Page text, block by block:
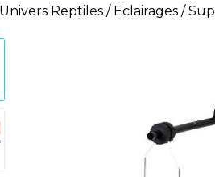
Univers Reptiles Eclairages